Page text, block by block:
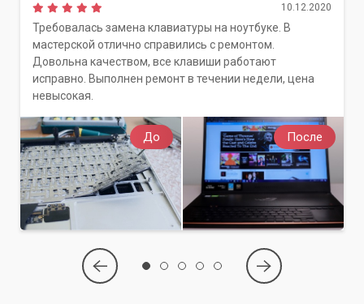
сервисный центр «Компьютерный Мастер» в Киеве и
Киевской области, и мы вернем вашему ПК былую
производительность и безопасность. Мы гарантируем
быстрое и качественное решение вашей проблемы.
До После
10.12.2020
Требовалась замена клавиатуры на ноутбуке. В
мастерской отлично справились с ремонтом.
Довольна качеством, все клавиши работают
исправно. Выполнен ремонт в течении недели, цена
невысокая.